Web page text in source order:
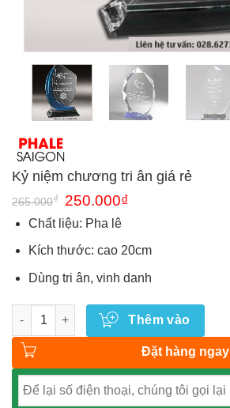
Kỷ niệm chương tri ân giá rẻ
265.000₫
Giá
gốc
là:
265.000₫.
250.000₫
Chất liệu: Pha lê
Kích thước: cao 20cm
Dùng tri ân, vinh danh
Số lượng
Thêm vào
Đặt hàng ngay